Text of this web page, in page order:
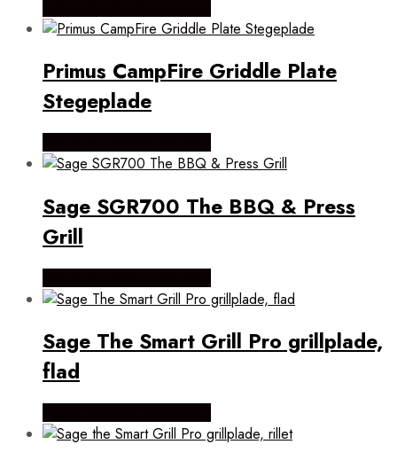
Primus CampFire Griddle Plate
Stegeplade
Sage SGR700 The BBQ & Press
Grill
Sage The Smart Grill Pro grillplade,
flad